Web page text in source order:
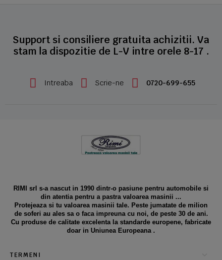
Support si consiliere gratuita achizitii. Va
stam la dispozitie de L-V intre orele 8-17 .
Intreaba Scrie-ne 0720-699-655
RIMI srl s-a nascut in 1990 dintr-o pasiune pentru automobile si
din atentia pentru a pastra valoarea masinii ...
Protejeaza si tu valoarea masinii tale. Peste jumatate de milion
de soferi au ales sa o faca impreuna cu noi, de peste 30 de ani.
Cu produse de calitate excelenta la standarde europene, fabricate
doar in Uniunea Europeana .
TERMENI